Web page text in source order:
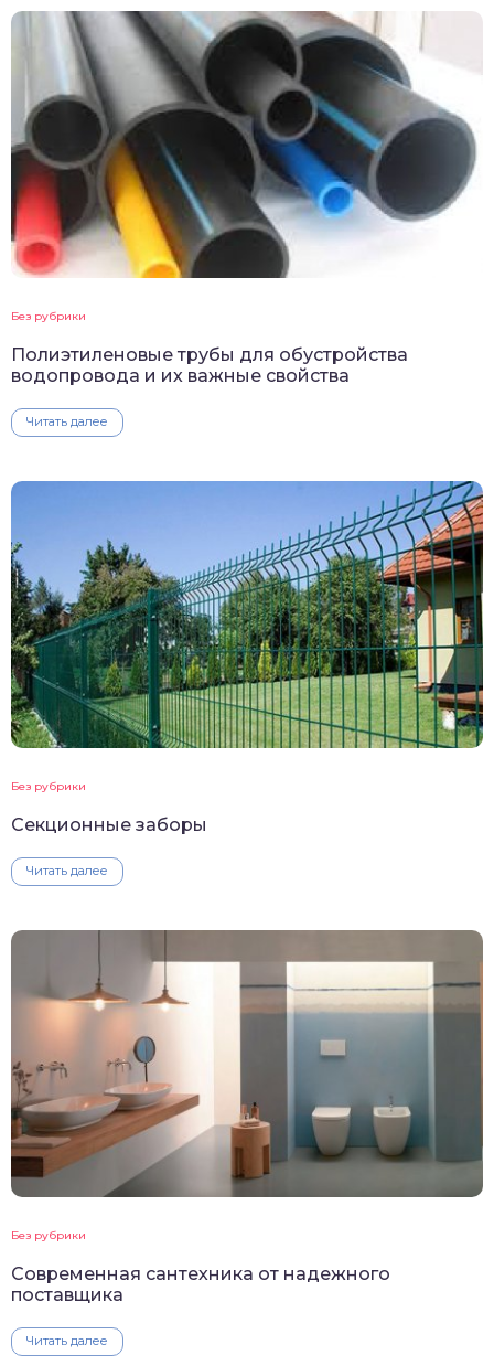
Без рубрики
Полиэтиленовые трубы для обустройства
водопровода и их важные свойства
Читать далее
Без рубрики
Секционные заборы
Читать далее
Без рубрики
Современная сантехника от надежного
поставщика
Читать далее